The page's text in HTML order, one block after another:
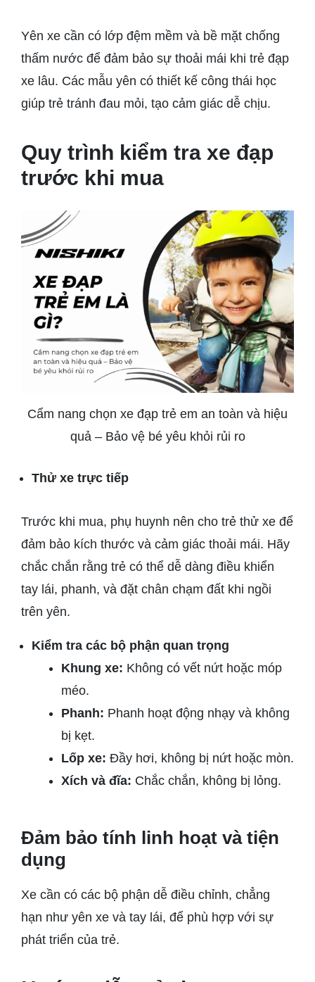
Yên xe cần có lớp đệm mềm và bề mặt chống
thấm nước để đảm bảo sự thoải mái khi trẻ đạp
xe lâu. Các mẫu yên có thiết kế công thái học
giúp trẻ tránh đau mỏi, tạo cảm giác dễ chịu.
Quy trình kiểm tra xe đạp
trước khi mua
Cẩm nang chọn xe đạp trẻ em an toàn và hiệu
quả – Bảo vệ bé yêu khỏi rủi ro
Thử xe trực tiếp
Trước khi mua, phụ huynh nên cho trẻ thử xe để
đảm bảo kích thước và cảm giác thoải mái. Hãy
chắc chắn rằng trẻ có thể dễ dàng điều khiển
tay lái, phanh, và đặt chân chạm đất khi ngồi
trên yên.
Kiểm tra các bộ phận quan trọng
Khung xe: Không có vết nứt hoặc móp
méo.
Phanh: Phanh hoạt động nhạy và không
bị kẹt.
Lốp xe: Đầy hơi, không bị nứt hoặc mòn.
Xích và đĩa: Chắc chắn, không bị lỏng.
Đảm bảo tính linh hoạt và tiện
dụng
Xe cần có các bộ phận dễ điều chỉnh, chẳng
hạn như yên xe và tay lái, để phù hợp với sự
phát triển của trẻ.